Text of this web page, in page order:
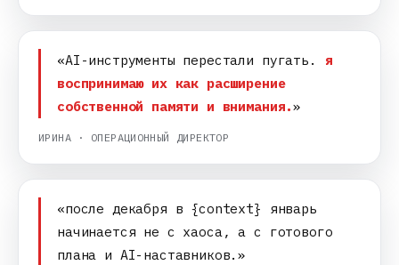
«AI-инструменты перестали пугать. я
воспринимаю их как расширение
собственной памяти и внимания.»
ИРИНА · ОПЕРАЦИОННЫЙ ДИРЕКТОР
«после декабря в {context} январь
начинается не с хаоса, а с готового
плана и AI-наставников.»